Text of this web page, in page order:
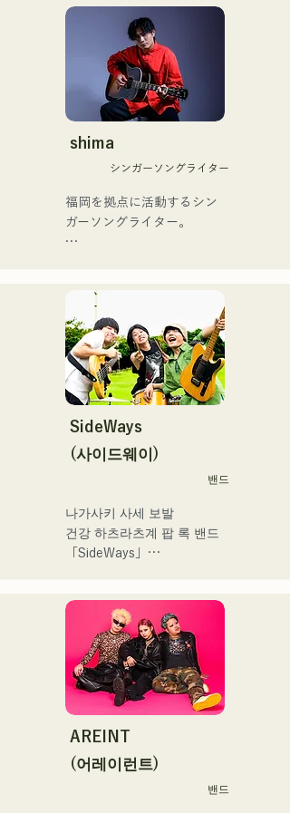
もゴールデンブザーを獲得
した、ノボせもんなべの応
援歌「ゴールデンブザー」
や、アメリカ留学時代の心
友とコライトした本格的カ
ントリーソング「Life Goes
それらの楽曲を揃えた自身
初のフルアルバム「ONE
2025.12.31にリリースし、
iTunesカントリーアルバム
て」、FBS「福岡く
ん。」、「発見らくちゃ
く！」やFUKUOKA
STREET PARTY、
Hannibal Halloween Music
Festival ,sunset live2019、
鷹祭Summer Boostイベン
トステージにも出演。MCと
してはRugby World
cup2019 Public viewing、競
輪日本一ダービーの場内ア
ナウンス、ラグビー女子日
本代表世界大会スタジアム
滑走屋場内アナウンス、ク
リスマスアドベント、イス
ラデサルサ、福岡ウィニン
グスピリッツのスタジアム
DJ、金鷲旗、山笠関連イベ
ント、地域イベント、
summit)、福岡市武道館オー
プニング記念イベント,結婚
ユニット
コロナ禍に入り、音楽で山
口県を盛り上げたいという
思いからユニットを始動。
当初は動画配信サイトでの
活動のみだったが、2020年
12月より、山口県の地元イ
地元音楽イベントやライブ
ハウスを中心にパフォーマ
ンスをしている。
shima
シンガーソングライター
福岡を拠点に活動するシン
ガーソングライター。
ードの繊細さを併せ持つ楽
曲を届けている。
コンセプトは、「等身大の
ままで。僕とあなたのため
の音楽を。」気持ちが落ち
まう時こそ聴いてほしい。
自分自身も迷いや葛藤を抱
作り物ではなく、ありのま
まの感情や言葉をそのまま
音楽にしている。
2024年10月より音楽活動を
福岡を中心にブッキングラ
イブや路上ライブなど精力
的に活動を行っている。
2025年11月22日にはファー
催。
SideWays
(사이드웨이)
밴드
나가사키 사세 보발
건강 하츠라츠계 팝 록 밴드
「SideWays」
시 및 전국투어 감행
소설을 바탕으로 한 즐겁고
어딘가 애수있는 곡에 주목!
!
AREINT
(어레이런트)
밴드